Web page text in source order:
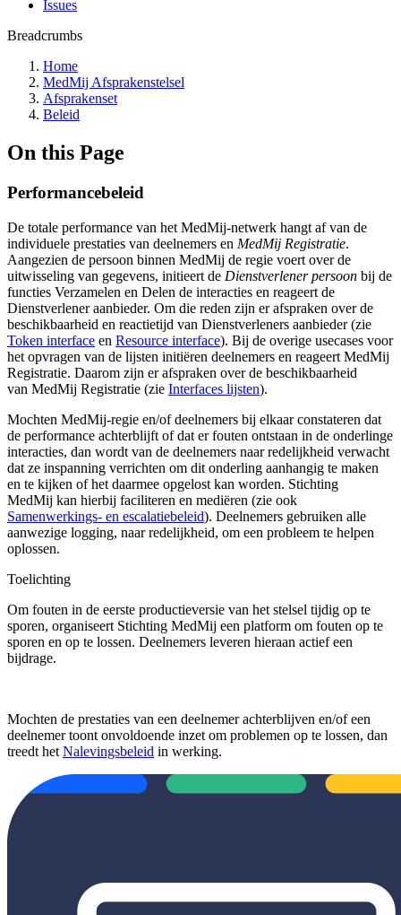
Issues
Breadcrumbs
Home
MedMij Afsprakenstelsel
Afsprakenset
Beleid
On this Page
Performancebeleid
De totale performance van het MedMij-netwerk hangt af van de
individuele prestaties van deelnemers en MedMij Registratie.
Aangezien de persoon binnen MedMij de regie voert over de
uitwisseling van gegevens, initieert de Dienstverlener persoon bij de
functies Verzamelen en Delen de interacties en reageert de
Dienstverlener aanbieder. Om die reden zijn er afspraken over de
beschikbaarheid en reactietijd van Dienstverleners aanbieder (zie
Token interface en Resource interface). Bij de overige usecases voor
het opvragen van de lijsten initiëren deelnemers en reageert MedMij
Registratie. Daarom zijn er afspraken over de beschikbaarheid
van MedMij Registratie (zie Interfaces lijsten).
Mochten MedMij-regie en/of deelnemers bij elkaar constateren dat
de performance achterblijft of dat er fouten ontstaan in de onderlinge
interacties, dan wordt van de deelnemers naar redelijkheid verwacht
dat ze inspanning verrichten om dit onderling aanhangig te maken
en te kijken of het daarmee opgelost kan worden. Stichting
MedMij kan hierbij faciliteren en mediëren (zie ook
Samenwerkings- en escalatiebeleid). Deelnemers gebruiken alle
aanwezige logging, naar redelijkheid, om een probleem te helpen
oplossen.
Toelichting
Om fouten in de eerste productieversie van het stelsel tijdig op te
sporen, organiseert Stichting MedMij een platform om fouten op te
sporen en op te lossen. Deelnemers leveren hieraan actief een
bijdrage.
Mochten de prestaties van een deelnemer achterblijven en/of een
deelnemer toont onvoldoende inzet om problemen op te lossen, dan
treedt het Nalevingsbeleid in werking.